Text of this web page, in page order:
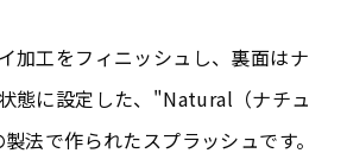
加工をフィニッシュし、裏面はナ
態に設定した、"Natural（ナチュ
法で作られたスプラッシュです。